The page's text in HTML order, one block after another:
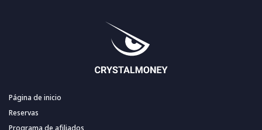
Página de inicio
Reservas
Programa de afiliados